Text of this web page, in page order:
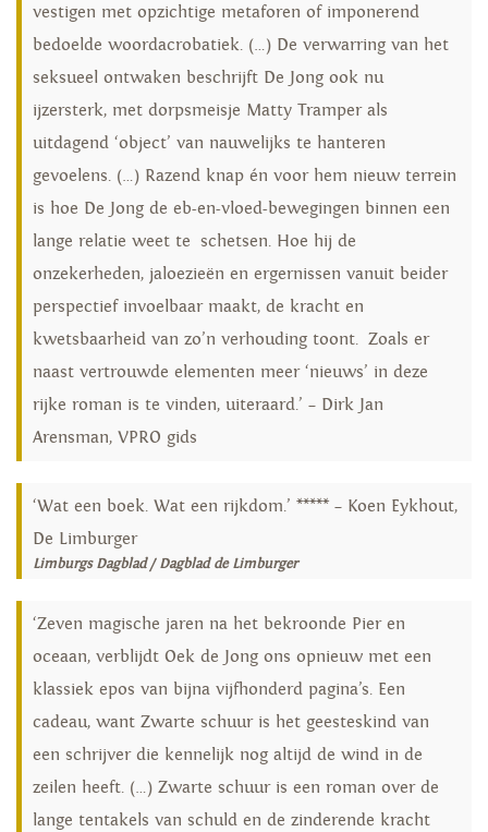
vestigen met opzichtige metaforen of imponerend
bedoelde woordacrobatiek. (…) De verwarring van het
seksueel ontwaken beschrijft De Jong ook nu
ijzersterk, met dorpsmeisje Matty Tramper als
uitdagend ‘object’ van nauwelijks te hanteren
gevoelens. (…) Razend knap én voor hem nieuw terrein
is hoe De Jong de eb-en-vloed-bewegingen binnen een
lange relatie weet te schetsen. Hoe hij de
onzekerheden, jaloezieën en ergernissen vanuit beider
perspectief invoelbaar maakt, de kracht en
kwetsbaarheid van zo’n verhouding toont. Zoals er
naast vertrouwde elementen meer ‘nieuws’ in deze
rijke roman is te vinden, uiteraard.’ – Dirk Jan
Arensman, VPRO gids
‘Wat een boek. Wat een rijkdom.’ ***** – Koen Eykhout,
De Limburger
Limburgs Dagblad / Dagblad de Limburger
‘Zeven magische jaren na het bekroonde Pier en
oceaan, verblijdt Oek de Jong ons opnieuw met een
klassiek epos van bijna vijfhonderd pagina’s. Een
cadeau, want Zwarte schuur is het geesteskind van
een schrijver die kennelijk nog altijd de wind in de
zeilen heeft. (…) Zwarte schuur is een roman over de
lange tentakels van schuld en de zinderende kracht